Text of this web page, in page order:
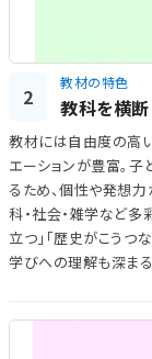
2
教材の特色
教科を横断
教材には自由度の高
エーションが豊富。子
るため、個性や発想力
科・社会・雑学など多
立つ」「歴史がこう
学びへの理解も深ま